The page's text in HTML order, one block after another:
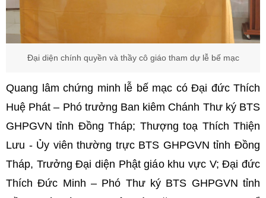
Đại diện chính quyền và thầy cô giáo tham dự lễ bế mạc
Quang lâm chứng minh lễ bế mạc có Đại đức Thích
Huệ Phát – Phó trưởng Ban kiêm Chánh Thư ký BTS
GHPGVN tỉnh Đồng Tháp; Thượng toạ Thích Thiện
Lưu - Ủy viên thường trực BTS GHPGVN tỉnh Đồng
Tháp, Trưởng Đại diện Phật giáo khu vực V; Đại đức
Thích Đức Minh – Phó Thư ký BTS GHPGVN tỉnh